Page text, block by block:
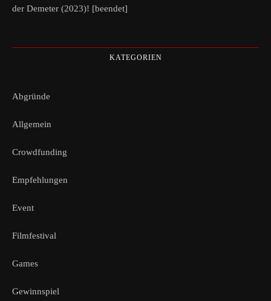
der Demeter (2023)! [beendet]
KATEGORIEN
Abgründe
Allgemein
Crowdfunding
Empfehlungen
Event
Filmfestival
Games
Gewinnspiel